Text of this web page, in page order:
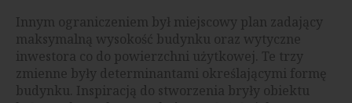
Innym ograniczeniem był miejscowy plan zadający
maksymalną wysokość budynku oraz wytyczne
inwestora co do powierzchni użytkowej. Te trzy
zmienne były determinantami określającymi formę
budynku. Inspiracją do stworzenia bryły obiektu